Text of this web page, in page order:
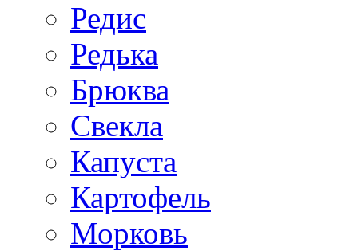
Редис
Редька
Брюква
Свекла
Капуста
Картофель
Морковь